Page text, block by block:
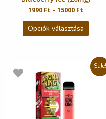
1990 Ft – 15000 Ft
Opciók választása
Sale!